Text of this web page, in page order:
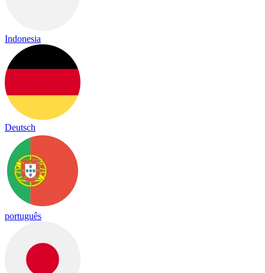
Indonesia
Deutsch
português